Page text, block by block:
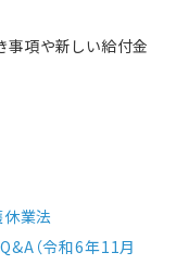
事項や新しい給付金
休業法
（令和6年11月